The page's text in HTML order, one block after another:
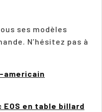
ses modèles
N’hésitez pas à
en table billard